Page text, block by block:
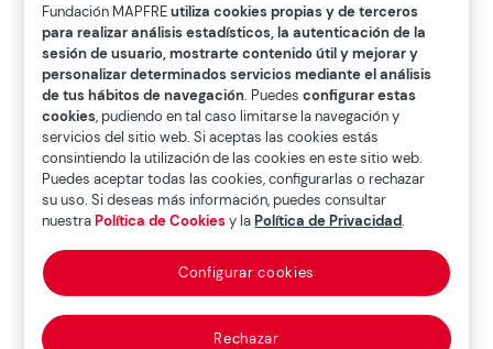
Bienestar emocional y calidad de vida
en la nueva longevidad
El VI Seminario Académico organizado por el
Centro de Investigación Ageingnomics de
Fundación Mapfre, celebrado en mayo de 2025,
congregó un amplio catálogo de proyectos y
ponencias relacionados con el bienestar integral
de los adultos mayores; en particular, el emocional.
Esta publicación recoge aquellos seleccionados
por el Comité Científico y presentados en el evento
final.
 Descargar dossier
Fundación MAPFREutiliza cookies propias y de terceros
para realizar análisis estadísticos, la autenticación de la
sesión de usuario, mostrarte contenido útil y mejorar y
personalizar determinados servicios mediante el análisis
de tus hábitos de navegación. Puedesconfigurar estas
cookies, pudiendo en tal caso limitarse la navegación y
servicios del sitio web. Si aceptas las cookies estás
consintiendo la utilización de las cookies en este sitio web.
Puedes aceptar todas las cookies, configurarlas o rechazar
su uso. Si deseas más información, puedes consultar
nuestraPolítica de Cookiesy laPolítica de Privacidad.
Rechazar
Configurar cookies